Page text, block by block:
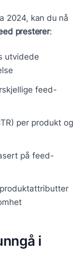
2024, kan du nå
presterer:
utvidede
feed-
per produkt og
på feed-
i